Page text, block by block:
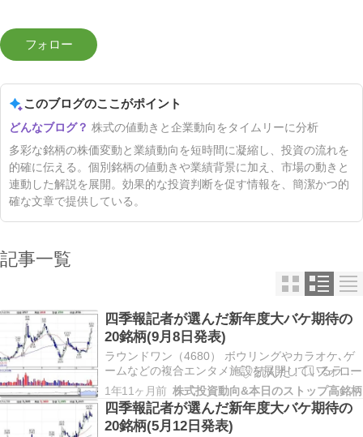
このブログのここがポイント
株式の値動きと企業動向をタイムリーに分析
多彩な銘柄の株価変動と業績動向を短時間に凝縮し、投資の流れを
的確に伝える。個別銘柄の値動きや業績背景に加え、市場の動きと
連動した解説を展開。効果的な投資判断を促す情報を、簡潔かつ的
確な文章で提供している。
記事一覧
四季報記者が選んだ新年度大バケ期待の
20銘柄(9月8日発表)
ラウンドワン（4680） ボウリングやカラオケ､ゲ
ームなどの複合エンタメ施設を展開しているラウ
ンドワン（4680）が後場に入り､一段高した。午後
1時50分現在､前日比38円（4.3％）高の918円と大
幅続伸している。一時は921円まで上伸した。 ナ･
デックス（7435） 中部地方…
1年11ヶ月前 株式投資動向&本日のストップ高銘柄
四季報記者が選んだ新年度大バケ期待の
20銘柄(5月12日発表)